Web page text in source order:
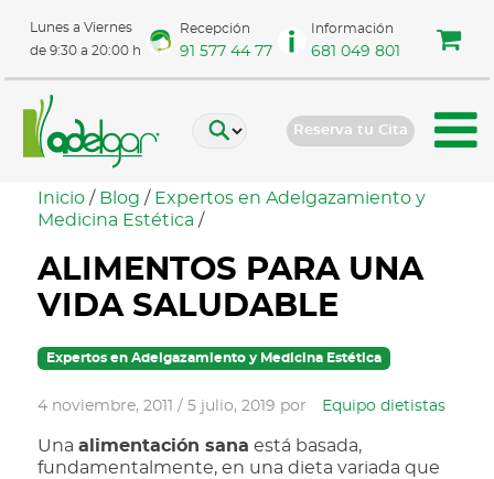
Lunes a Viernes
de 9:30 a 20:00 h
Recepción
91 577 44 77
Información
681 049 801
Reserva tu Cita
Inicio / Blog / Expertos en Adelgazamiento y
Medicina Estética /
ALIMENTOS PARA UNA
VIDA SALUDABLE
Expertos en Adelgazamiento y Medicina Estética
4 noviembre, 2011 / 5 julio, 2019 por Equipo dietistas
Unaalimentación sana está basada,
fundamentalmente, en una dieta variada que